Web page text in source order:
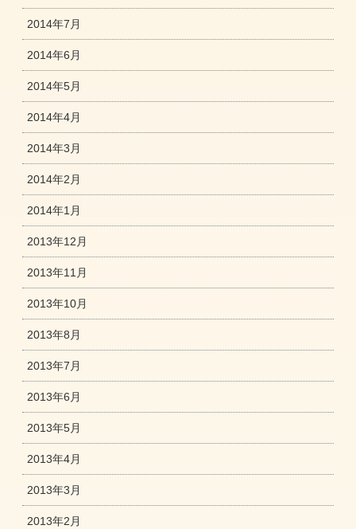
2014年7月
2014年6月
2014年5月
2014年4月
2014年3月
2014年2月
2014年1月
2013年12月
2013年11月
2013年10月
2013年8月
2013年7月
2013年6月
2013年5月
2013年4月
2013年3月
2013年2月